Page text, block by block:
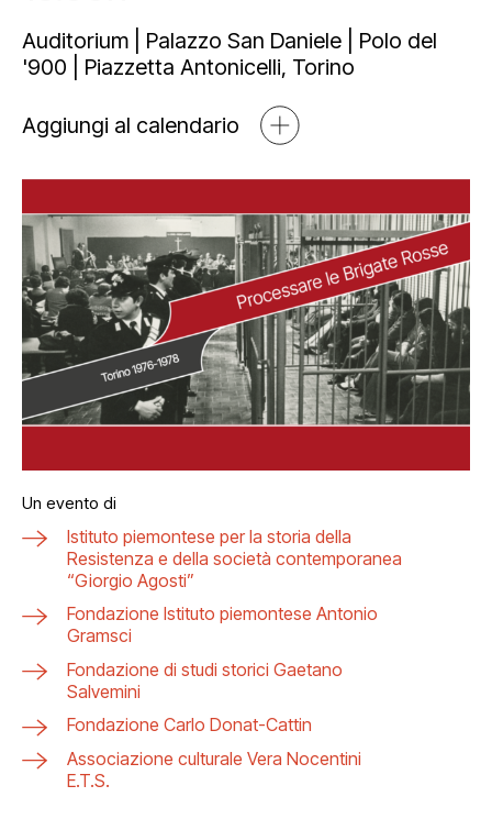
Educational
Art Bonus
Partnership e sponsorship
Mediahub
Blog
Orari e contatti
Auditorium | Palazzo San Daniele | Polo del
'900 | Piazzetta Antonicelli, Torino
Aggiungi al calendario
Un evento di
Istituto piemontese per la storia della
Resistenza e della società contemporanea
“Giorgio Agosti”
Fondazione Istituto piemontese Antonio
Gramsci
Fondazione di studi storici Gaetano
Salvemini
Fondazione Carlo Donat-Cattin
Associazione culturale Vera Nocentini
E.T.S.